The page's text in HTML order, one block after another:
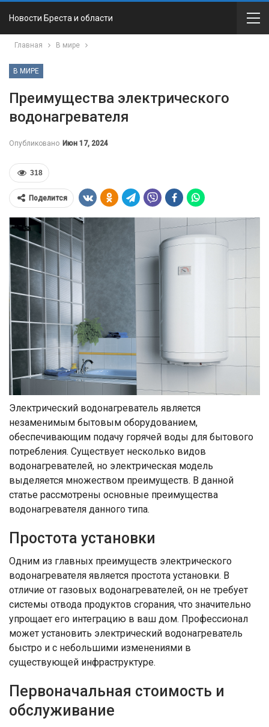
Новости Бреста и области
Главная В мире
В МИРЕ
Преимущества электрического
водонагревателя
Опубликовано Июн 17, 2024
318
Поделится
Электрический водонагреватель является
незаменимым бытовым оборудованием,
обеспечивающим подачу горячей воды для бытового
потребления. Существует несколько видов
водонагревателей, но электрическая модель
выделяется множеством преимуществ. В данной
статье рассмотрены основные преимущества
водонагревателя данного типа.
Простота установки
Одним из главных преимуществ электрического
водонагревателя является простота установки. В
отличие от газовых водонагревателей, он не требует
системы отвода продуктов сгорания, что значительно
упрощает его интеграцию в ваш дом. Профессионал
может установить электрический водонагреватель
быстро и с небольшими изменениями в
существующей инфраструктуре.
Первоначальная стоимость и
обслуживание